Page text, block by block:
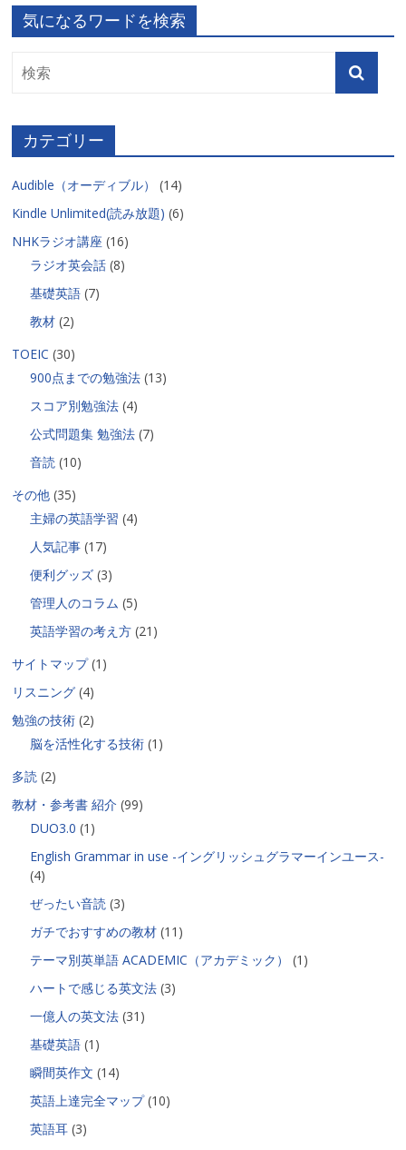
気になるワードを検索
カテゴリー
Audible（オーディブル）
(14)
Kindle Unlimited(読み放題) (6)
NHKラジオ講座 (16)
ラジオ英会話 (8)
基礎英語 (7)
教材 (2)
TOEIC (30)
900点までの勉強法 (13)
スコア別勉強法 (4)
公式問題集 勉強法 (7)
音読 (10)
その他 (35)
主婦の英語学習 (4)
人気記事 (17)
便利グッズ (3)
管理人のコラム (5)
英語学習の考え方 (21)
サイトマップ(1)
リスニング (4)
勉強の技術 (2)
脳を活性化する技術 (1)
多読 (2)
教材・参考書 紹介 (99)
DUO3.0 (1)
English Grammar in use -イングリッシュグラマーインユース-
(4)
ぜったい音読 (3)
ガチでおすすめの教材 (11)
テーマ別英単語 ACADEMIC（アカデミック）
(1)
ハートで感じる英文法 (3)
一億人の英文法 (31)
基礎英語 (1)
瞬間英作文 (14)
英語上達完全マップ(10)
英語耳 (3)